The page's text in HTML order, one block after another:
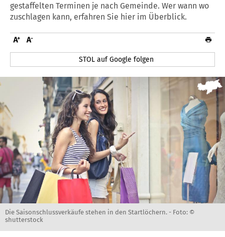
gestaffelten Terminen je nach Gemeinde. Wer wann wo
zuschlagen kann, erfahren Sie hier im Überblick.
STOL auf Google folgen
Die Saisonschlussverkäufe stehen in den Startlöchern. - Foto: ©
shutterstock